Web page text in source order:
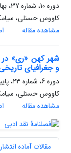
دوره 10، شماره 37، بهار 1396، صفحه
کاووس حسنلی،
مشاهده مقاله
و جغرافیای
دوره 6، شماره 23، پاییز 1392، صفحه
کاووس حسن‎لی، سیامک نادری
مشاهده مقاله
مقالات آماده انتشار